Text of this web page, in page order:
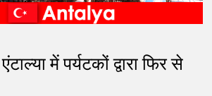
में पर्यटकों द्वारा फिर से